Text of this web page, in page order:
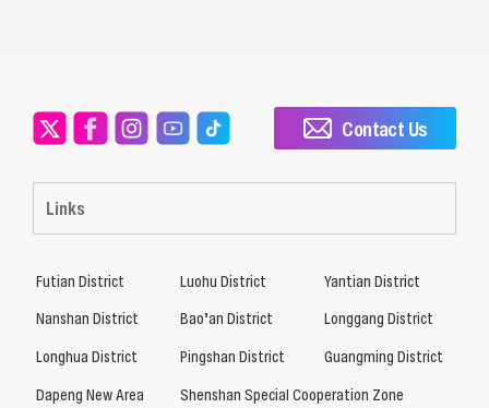
Links
Contact Us
Futian District Luohu District
Yantian District
Nanshan District
Bao’an District
Longgang District
Longhua District
Pingshan District
Guangming District
Dapeng New Area
Shenshan Special Cooperation Zone